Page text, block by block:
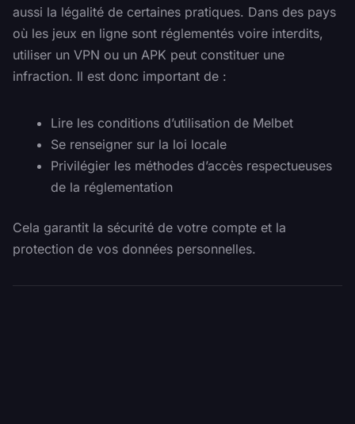
aussi la légalité de certaines pratiques. Dans des pays
où les jeux en ligne sont réglementés voire interdits,
utiliser un VPN ou un APK peut constituer une
infraction. Il est donc important de :
Lire les conditions d’utilisation de Melbet
Se renseigner sur la loi locale
Privilégier les méthodes d’accès respectueuses
de la réglementation
Cela garantit la sécurité de votre compte et la
protection de vos données personnelles.